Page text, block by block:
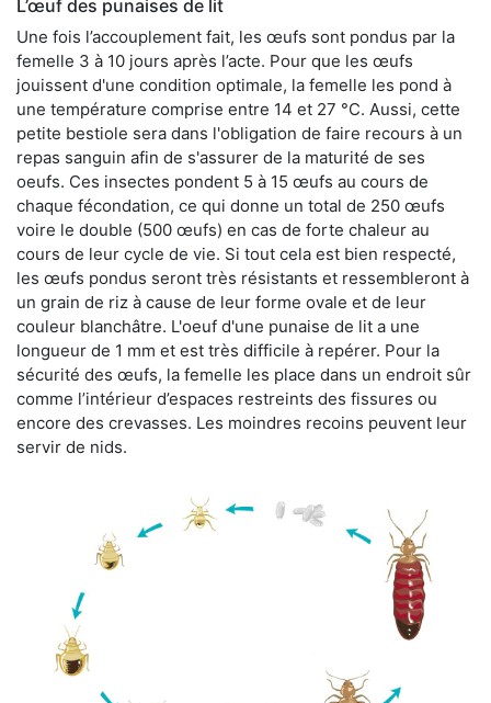
L’œuf des punaises de lit
Une fois l’accouplement fait, les œufs sont pondus par la
femelle 3 à 10 jours après l’acte. Pour que les œufs
jouissent d'une condition optimale, la femelle les pond à
une température comprise entre 14 et 27 °C. Aussi, cette
petite bestiole sera dans l'obligation de faire recours à un
repas sanguin afin de s'assurer de la maturité de ses
oeufs. Ces insectes pondent 5 à 15 œufs au cours de
chaque fécondation, ce qui donne un total de 250 œufs
voire le double (500 œufs) en cas de forte chaleur au
cours de leur cycle de vie. Si tout cela est bien respecté,
les œufs pondus seront très résistants et ressembleront à
un grain de riz à cause de leur forme ovale et de leur
couleur blanchâtre. L'oeuf d'une punaise de lit a une
longueur de 1 mm et est très difficile à repérer. Pour la
sécurité des œufs, la femelle les place dans un endroit sûr
comme l’intérieur d’espaces restreints des fissures ou
encore des crevasses. Les moindres recoins peuvent leur
servir de nids.